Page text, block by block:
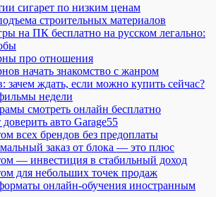
сигарет по низким ценам
строительных материалов
на ПК бесплатно на русском легально:
про отношения
начать знакомство с жанром
зачем ждать, если можно купить сейчас?
недели
смотреть онлайн бесплатно
авто Garage55
всех брендов без предоплаты
заказ от блока — это плюс
— инвестиция в стабильный доход
для небольших точек продаж
онлайн-обучения иностранным